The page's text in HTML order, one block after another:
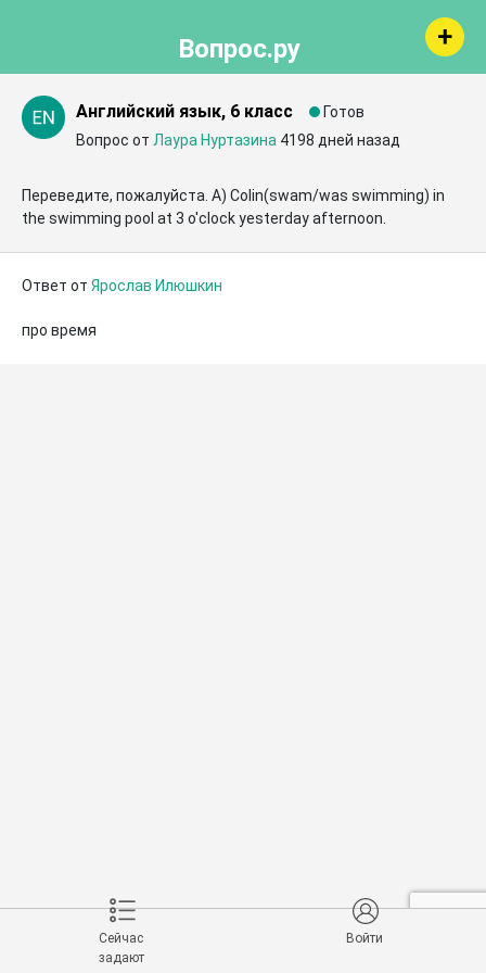
Вопрос.ру
Английский язык, 6 класс
Готов
Вопрос от Лаура Нуртазина 4198 дней назад
Переведите, пожалуйста. A) Colin(swam/was swimming) in
the swimming pool at 3 o'clock yesterday afternoon.
Ответ от Ярослав Илюшкин
про время
Сейчас
задают
Войти